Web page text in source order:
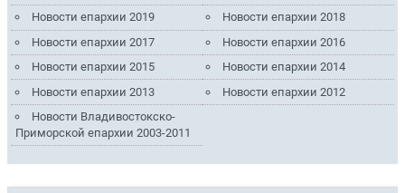
Новости епархии 2019
Новости епархии 2018
Новости епархии 2017
Новости епархии 2016
Новости епархии 2015
Новости епархии 2014
Новости епархии 2013
Новости епархии 2012
Новости Владивостокско-
Приморской епархии 2003-2011